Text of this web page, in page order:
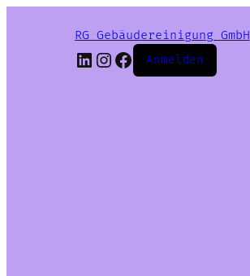
RG Gebäudereinigung GmbH
LinkedIn
Instagram
Facebook
Anmelden